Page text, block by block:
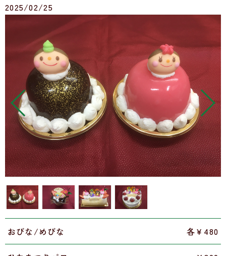
2025/02/25
おびな/めびな 各￥480